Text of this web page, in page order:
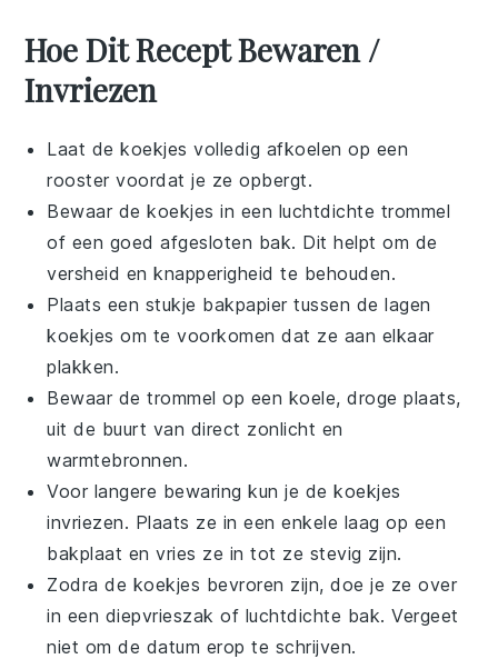
Hoe Dit Recept Bewaren /
Invriezen
Laat dekoekjes volledig afkoelen op een
rooster voordat je ze opbergt.
Bewaar dekoekjes in een luchtdichte trommel
of een goed afgesloten bak. Dit helpt om de
versheid en knapperigheid te behouden.
Plaats een stukje bakpapier tussen de lagen
koekjes om te voorkomen dat ze aan elkaar
plakken.
Bewaar de trommel op een koele, droge plaats,
uit de buurt van direct zonlicht en
warmtebronnen.
Voor langere bewaring kun je dekoekjes
invriezen. Plaats ze in een enkele laag op een
bakplaat en vries ze in tot ze stevig zijn.
Zodra de koekjes bevroren zijn, doe je ze over
in een diepvrieszak of luchtdichte bak. Vergeet
niet om de datum erop te schrijven.